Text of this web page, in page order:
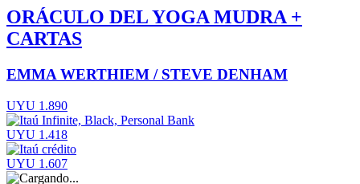
ORÁCULO DEL YOGA MUDRA +
CARTAS
EMMA WERTHIEM / STEVE DENHAM
UYU 1.890
UYU 1.418
UYU 1.607